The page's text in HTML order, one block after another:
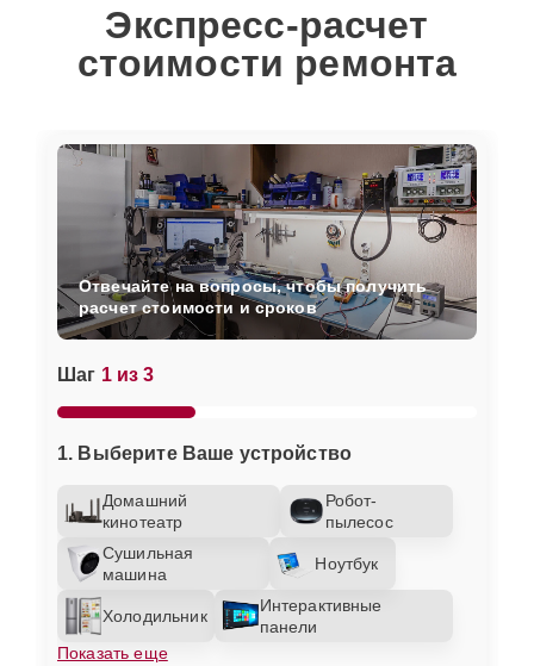
Экспресс-расчет
стоимости ремонта
Шаг 1 из 3
1. Выберите Ваше устройство
Домашний
кинотеатр
Робот-
пылесос
Сушильная
машина
Ноутбук
Холодильник
Интерактивные
панели
Показать еще
Отвечайте на вопросы, чтобы получить
расчет стоимости и сроков